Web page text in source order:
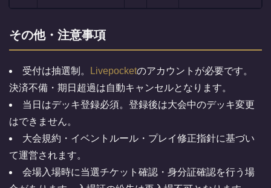
その他・注意事項
受付は抽選制。 Livepocketのアカウントが必要です。
決済不備・期日超過は自動キャンセルとなります。
当日はデッキ登録必須。登録後は大会中のデッキ変更
はできません。
大会規約・イベントルール・プレイ修正指針に基づい
て運営されます。
会場入場時に当選チケット確認・身分証確認を行う場